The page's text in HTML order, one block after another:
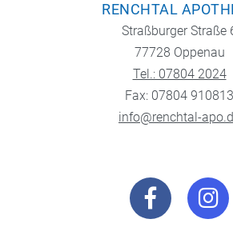
RENCHTAL
Straßburger Straße
77728 Oppenau
Tel.: 07804 2024
Fax: 07804 910813
info@renchtal-